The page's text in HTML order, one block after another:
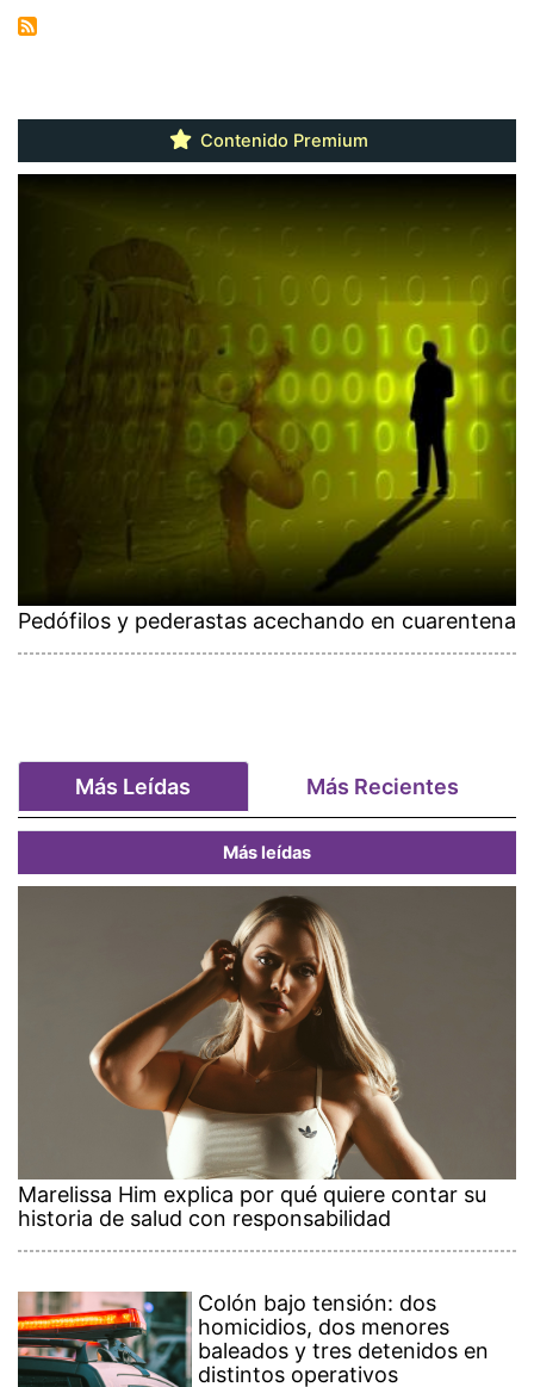
Contenido Premium
Pedófilos y pederastas acechando en cuarentena
Más Leídas Más Recientes
Más leídas
Marelissa Him explica por qué quiere contar su
historia de salud con responsabilidad
Colón bajo tensión: dos
homicidios, dos menores
baleados y tres detenidos en
distintos operativos